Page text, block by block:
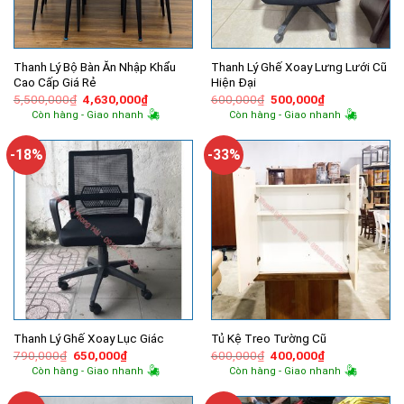
Thanh Lý Bộ Bàn Ăn Nhập Khẩu
Cao Cấp Giá Rẻ
5,500,000₫ Giá
gốc
là:
4,630,000₫Giá
hiện
tại
4,630,000₫.
Còn hàng - Giao nhanh
Thanh Lý Ghế Xoay Lưng Lưới Cũ
Hiện Đại
600,000₫ Giá
gốc
là:
500,000₫Giá
hiện
tại
500,000₫.
Còn hàng - Giao nhanh
-18%
Thanh Lý Ghế Xoay Lục Giác
790,000₫ Giá
gốc
là:
650,000₫Giá
hiện
tại
Còn hàng - Giao nhanh
-33%
Tủ Kệ Treo Tường Cũ
600,000₫ Giá
gốc
là:
400,000₫Giá
hiện
tại
Còn hàng - Giao nhanh